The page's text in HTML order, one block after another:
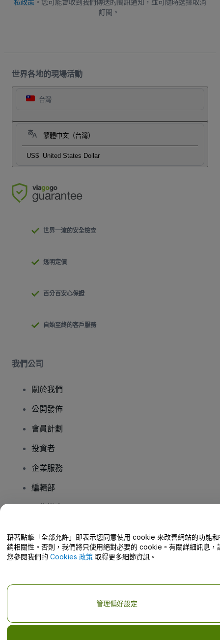
私政策 。您可能會收到我們傳送的簡訊通知，並可隨時選擇取消
訂閱。
世界各地的現場活動
台灣
繁體中文（台灣）
US$ United States Dollar
世界一流的安全檢查
透明定價
百分百安心保證
自始至終的客戶服務
我們公司
關於我們
公開發佈
會員計劃
投資者
企業服務
編輯部
有疑問嗎？
版權 © viagogo GmbH 2026 公司詳情
藉著點擊「全部允許」即表示您同意使用 cookie 來改善網站的功能
銷相關性。否則，我們將只使用絕對必要的 cookie。有關詳細訊息，
您參閱我們的 Cookies 政策 取得更多細節資訊。
管理偏好設定